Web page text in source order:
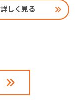
詳しく見る